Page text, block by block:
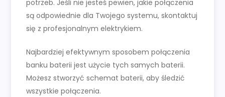
potrzeb. Jeśli nie jesteś pewien, jakie połączenia
są odpowiednie dla Twojego systemu, skontaktuj
się z profesjonalnym elektrykiem.
Najbardziej efektywnym sposobem połączenia
banku baterii jest użycie tych samych baterii.
Możesz stworzyć schemat baterii, aby śledzić
wszystkie połączenia.